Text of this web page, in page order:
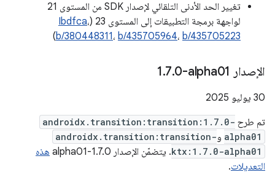
تغيير الحد الأدنى التلقائي لإصدار SDK من المستوى 21
لواجهة برمجة التطبيقات إلى المستوى 23 (
Ibdfca،
b/380448311، b/435705964، b/435705223
)
الإصدار ‎1 .7.0-alpha01
‫30 يوليو 2025
تم طرح androidx.transition:transition:1.7.0-
alpha01 وandroidx.transition:transition-
ktx:1.7.0-alpha01. يتضمّن الإصدار 1.7.0-alpha01
هذه
التعديلات.